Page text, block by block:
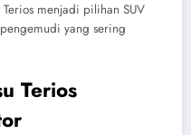
menjadi pilihan SUV
yang sering
Terios